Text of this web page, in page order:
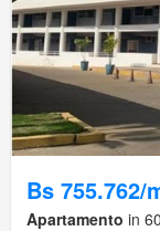
Bs 755.762/
Apartamento in